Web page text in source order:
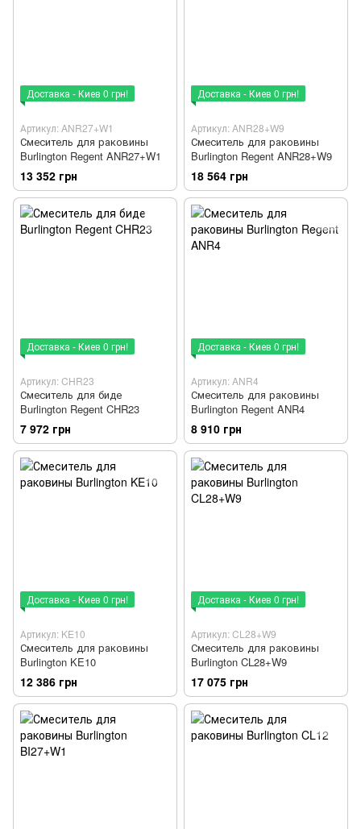
Доставка - Киев 0 грн!
Артикул: ANR27+W1
Смеситель для раковины
Burlington Regent ANR27+W1
13 352 грн
Доставка - Киев 0 грн!
Артикул: ANR28+W9
Смеситель для раковины
Burlington Regent ANR28+W9
18 564 грн
Доставка - Киев 0 грн!
Артикул: CHR23
Смеситель для биде
Burlington Regent CHR23
7 972 грн
Доставка - Киев 0 грн!
Артикул: ANR4
Смеситель для раковины
Burlington Regent ANR4
8 910 грн
Доставка - Киев 0 грн!
Артикул: KE10
Смеситель для раковины
Burlington KE10
12 386 грн
Доставка - Киев 0 грн!
Артикул: CL28+W9
Смеситель для раковины
Burlington CL28+W9
17 075 грн